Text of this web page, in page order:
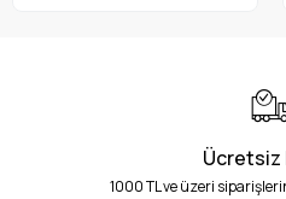
Ücretsiz
1000 TL ve üzeri